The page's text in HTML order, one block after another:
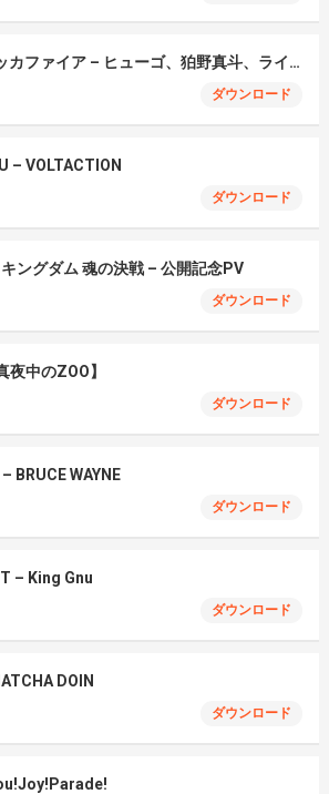
モエチャッカファイア – ヒューゴ、狛野真斗、ライト、セヴェリアン (Cover )
ダウンロード
– VOLTACTION
ダウンロード
ングダム 魂の決戦 – 公開記念PV
ダウンロード
夜中のZOO】
ダウンロード
BRUCE WAYNE
ダウンロード
– King Gnu
ダウンロード
DOIN
ダウンロード